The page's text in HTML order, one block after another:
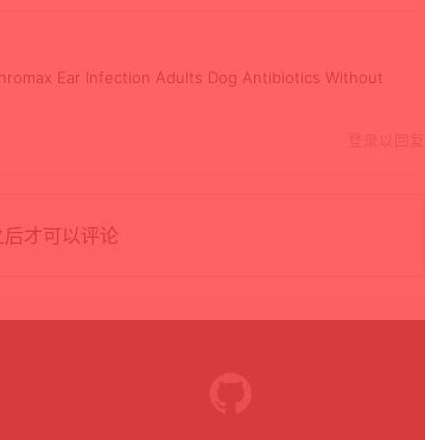
Ear Infection Adults Dog Antibiotics Without
后才可以评论